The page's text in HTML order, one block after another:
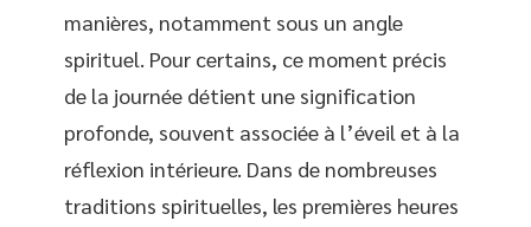
manières, notamment sous un angle
spirituel. Pour certains, ce moment précis
de la journée détient une signification
profonde, souvent associée à l’éveil et à la
réflexion intérieure. Dans de nombreuses
traditions spirituelles, les premières heures